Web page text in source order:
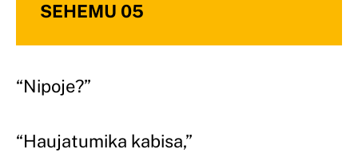
SEHEMU 05
“Nipoje?”
“Haujatumika kabisa,”